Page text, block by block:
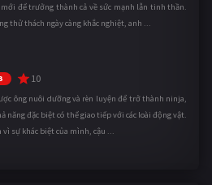
để trưởng thành cả về sức mạnh lẫn tinh thần.
thử thách ngày càng khắc nghiệt, anh ...
10
ông nuôi dưỡng và rèn luyện để trở thành ninja,
năng đặc biệt có thể giao tiếp với các loài động vật.
sự khác biệt của mình, cậu ...